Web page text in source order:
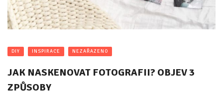
DIY INSPIRACE NEZAŘAZENO
JAK NASKENOVAT FOTOGRAFII? OBJEV 3
ZPŮSOBY